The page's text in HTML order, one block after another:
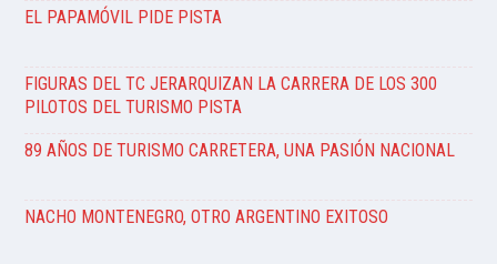
EL PAPAMÓVIL PIDE PISTA
FIGURAS DEL TC JERARQUIZAN LA CARRERA DE LOS 300
PILOTOS DEL TURISMO PISTA
89 AÑOS DE TURISMO CARRETERA, UNA PASIÓN NACIONAL
NACHO MONTENEGRO, OTRO ARGENTINO EXITOSO